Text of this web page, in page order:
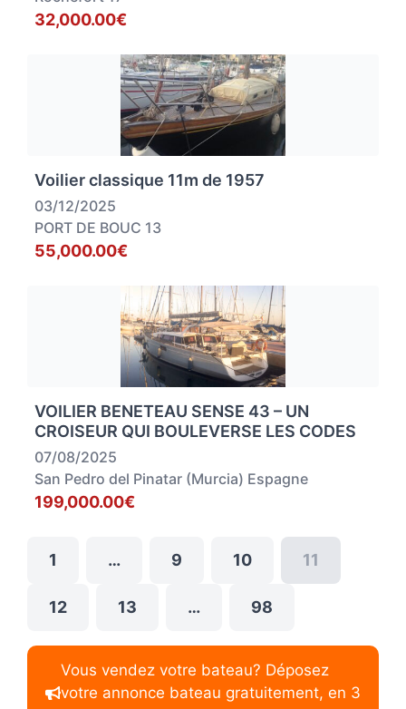
32,000.00€
Voilier classique 11m de 1957
03/12/2025
PORT DE BOUC 13
55,000.00€
VOILIER BENETEAU SENSE 43 – UN
CROISEUR QUI BOULEVERSE LES CODES
07/08/2025
San Pedro del Pinatar (Murcia) Espagne
199,000.00€
1 … 9 10 11
12 13 … 98
Vous vendez votre bateau? Déposez
votre annonce bateau gratuitement, en 3